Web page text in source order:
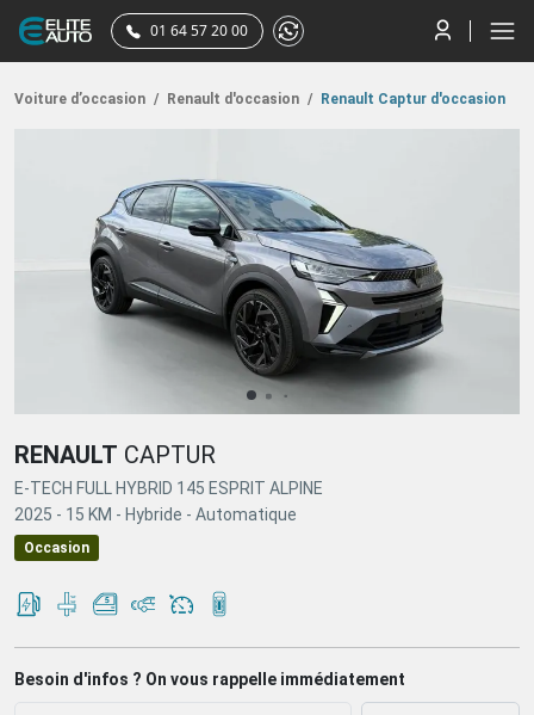
01 64 57 20 00
Voiture d’occasion / Renault d'occasion / Renault Captur d'occasion
RENAULT CAPTUR
E-TECH FULL HYBRID 145 ESPRIT ALPINE
2025 - 15 KM - Hybride - Automatique
Occasion
Besoin d'infos ? On vous rappelle immédiatement